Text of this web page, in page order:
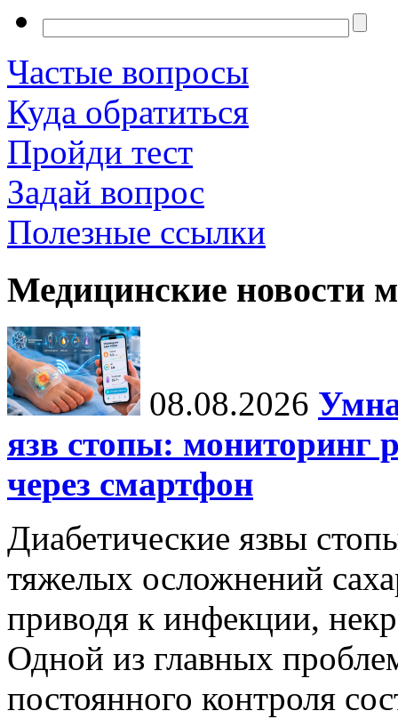
Частые вопросы
Куда обратиться
Пройди тест
Задай вопрос
Полезные ссылки
Медицинские новости
08.08.2026
язв стопы: мониторинг
через смартфон
Диабетические язвы
тяжелых осложнений
приводя к инфекции,
Одной из главных
постоянного контроля